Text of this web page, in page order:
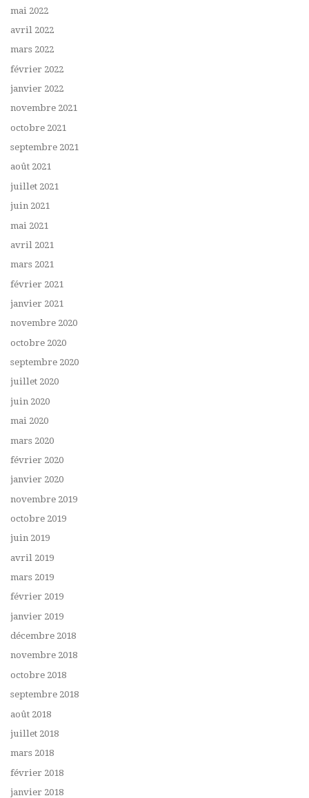
mai 2022
avril 2022
mars 2022
février 2022
janvier 2022
novembre 2021
octobre 2021
septembre 2021
août 2021
juillet 2021
juin 2021
mai 2021
avril 2021
mars 2021
février 2021
janvier 2021
novembre 2020
octobre 2020
septembre 2020
juillet 2020
juin 2020
mai 2020
mars 2020
février 2020
janvier 2020
novembre 2019
octobre 2019
juin 2019
avril 2019
mars 2019
février 2019
janvier 2019
décembre 2018
novembre 2018
octobre 2018
septembre 2018
août 2018
juillet 2018
mars 2018
février 2018
janvier 2018